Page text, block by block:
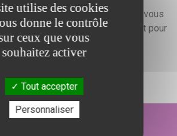
d'une grande disponibilité pour vous
et élaborer un devis gratuit pour
de votre événement.
utilise des cookies
donne le contrôle
ceux que vous
souhaitez activer
Tout accepter
Personnaliser